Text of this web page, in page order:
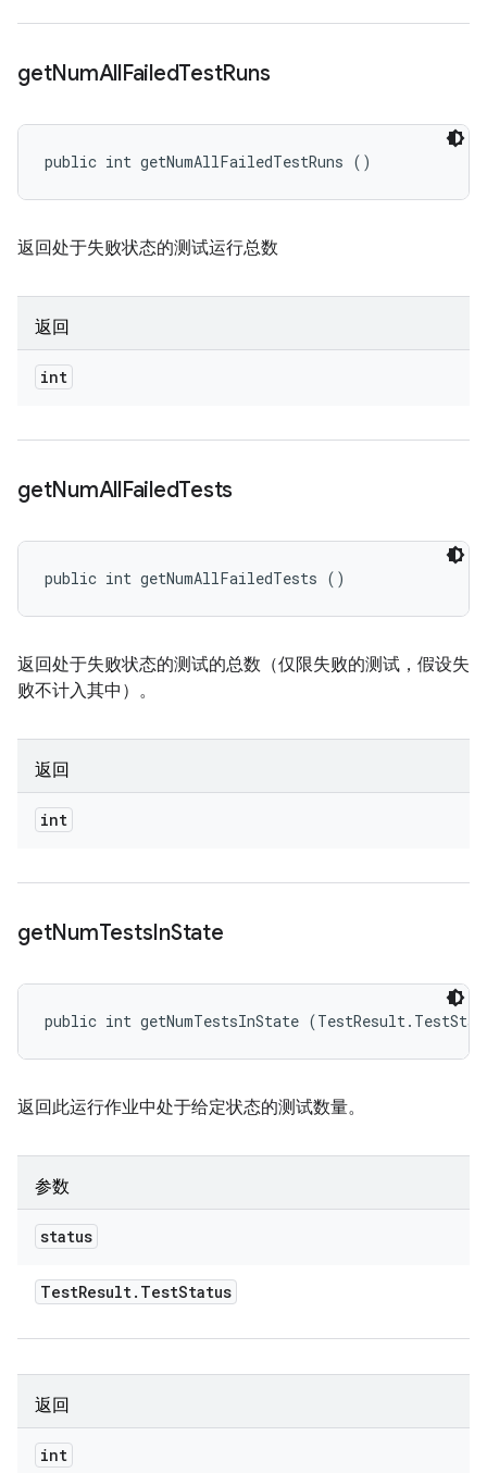
getNumAllFailedTestRuns
public int getNumAllFailedTestRuns ()
返回处于失败状态的测试运行总数
返回
int
getNumAllFailedTests
public int getNumAllFailedTests ()
返回处于失败状态的测试的总数（仅限失败的测试，假设失
败不计入其中）。
返回
int
getNumTestsInState
public int getNumTestsInState
返回此运行作业中处于给定状态的测试数量。
参数
status
TestResult. TestStatus
返回
int